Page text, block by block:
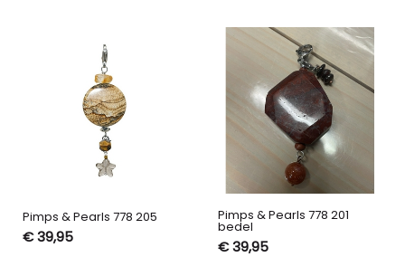
Pimps & Pearls 778 205
€ 39,95
Pimps & Pearls 778 201
bedel
€ 39,95